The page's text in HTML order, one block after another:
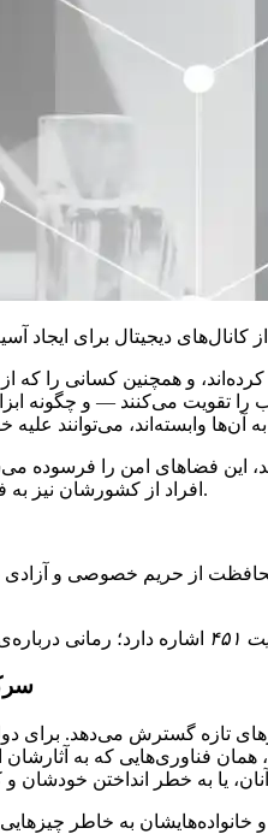
و همچنین کسانی را که
تقویت می‌کنند — و چگونه
این فضاهای امن را فرسوده
افراد از کشورشان نیز به فشار بر آنان ادامه می‌دهند.
تازه گسترش می‌دهد. برای
همان فناوری‌هایی که به
به خاطر چیزهایی که